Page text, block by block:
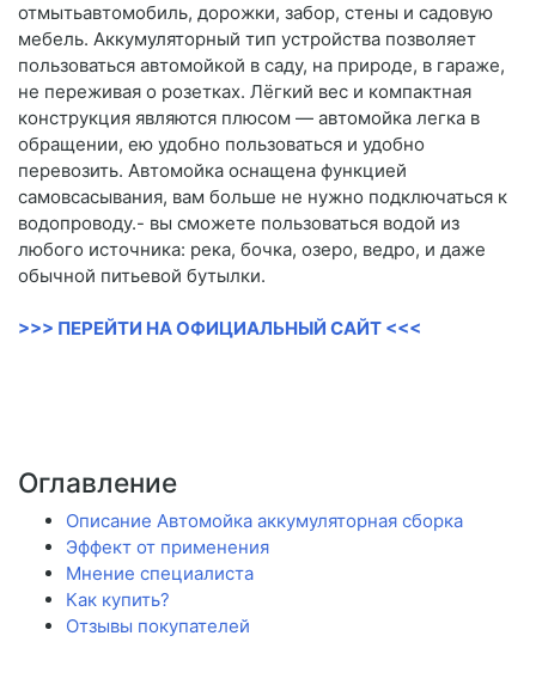
отмытьавтомобиль, дорожки, забор, стены и садовую
мебель. Аккумуляторный тип устройства позволяет
пользоваться автомойкой в саду, на природе, в гараже,
не переживая о розетках. Лёгкий вес и компактная
конструкция являются плюсом — автомойка легка в
обращении, ею удобно пользоваться и удобно
перевозить. Автомойка оснащена функцией
самовсасывания, вам больше не нужно подключаться к
водопроводу.- вы сможете пользоваться водой из
любого источника: река, бочка, озеро, ведро, и даже
обычной питьевой бутылки.
>>> ПЕРЕЙТИ НА ОФИЦИАЛЬНЫЙ САЙТ <<<
Оглавление
Описание Автомойка аккумуляторная сборка
Эффект от применения
Мнение специалиста
Как купить?
Отзывы покупателей